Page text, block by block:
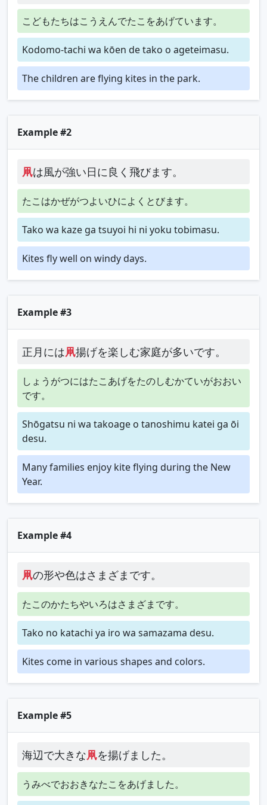
こどもたちはこうえんでたこをあげています。
Kodomo-tachi wa kōen de tako o ageteimasu.
The children are flying kites in the park.
Example #2
凧は風が強い日に良く飛びます。
たこはかぜがつよいひによくとびます。
Tako wa kaze ga tsuyoi hi ni yoku tobimasu.
Kites fly well on windy days.
Example #3
正月には凧揚げを楽しむ家庭が多いです。
しょうがつにはたこあげをたのしむかていがおおい
です。
Shōgatsu ni wa takoage o tanoshimu katei ga ōi
desu.
Many families enjoy kite flying during the New
Year.
Example #4
凧の形や色はさまざまです。
たこのかたちやいろはさまざまです。
Tako no katachi ya iro wa samazama desu.
Kites come in various shapes and colors.
Example #5
海辺で大きな凧を揚げました。
うみべでおおきなたこをあげました。